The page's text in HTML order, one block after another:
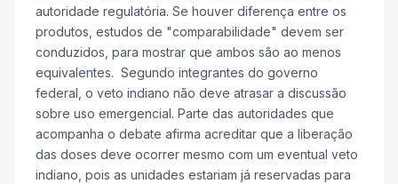
autoridade regulatória. Se houver diferença entre os
produtos, estudos de "comparabilidade" devem ser
conduzidos, para mostrar que ambos são ao menos
equivalentes. Segundo integrantes do governo
federal, o veto indiano não deve atrasar a discussão
sobre uso emergencial. Parte das autoridades que
acompanha o debate afirma acreditar que a liberação
das doses deve ocorrer mesmo com um eventual veto
indiano, pois as unidades estariam já reservadas para